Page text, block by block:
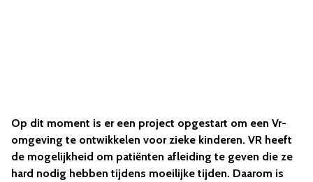
Op dit moment is er een project opgestart om een Vr-
omgeving te ontwikkelen voor zieke kinderen. VR heeft
de mogelijkheid om patiënten afleiding te geven die ze
hard nodig hebben tijdens moeilijke tijden. Daarom is